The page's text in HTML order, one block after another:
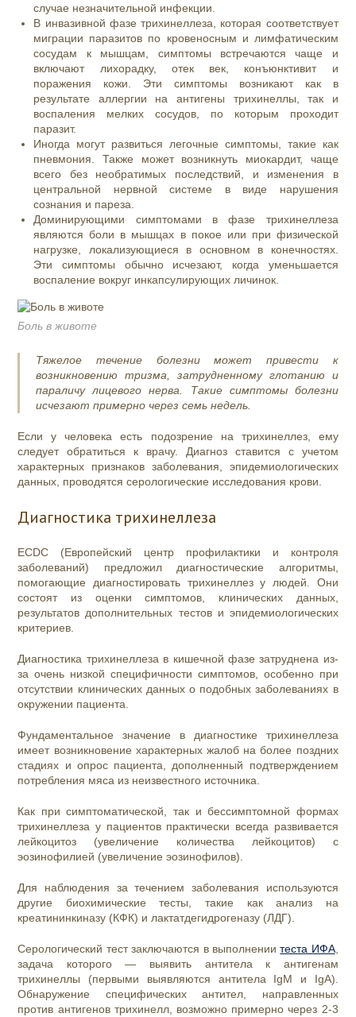
случае незначительной инфекции.
В инвазивной фазе трихинеллеза, которая соответствует
миграции паразитов по кровеносным и лимфатическим
сосудам к мышцам, симптомы встречаются чаще и
включают лихорадку, отек век, конъюнктивит и
поражения кожи. Эти симптомы возникают как в
результате аллергии на антигены трихинеллы, так и
воспаления мелких сосудов, по которым проходит
паразит.
Иногда могут развиться легочные симптомы, такие как
пневмония. Также может возникнуть миокардит, чаще
всего без необратимых последствий, и изменения в
центральной нервной системе в виде нарушения
сознания и пареза.
Доминирующими симптомами в фазе трихинеллеза
являются боли в мышцах в покое или при физической
нагрузке, локализующиеся в основном в конечностях.
Эти симптомы обычно исчезают, когда уменьшается
воспаление вокруг инкапсулирующих личинок.
Боль в животе
Тяжелое течение болезни может привести к
возникновению тризма, затрудненному глотанию и
параличу лицевого нерва. Такие симптомы болезни
исчезают примерно через семь недель.
Если у человека есть подозрение на трихинеллез, ему
следует обратиться к врачу. Диагноз ставится с учетом
характерных признаков заболевания, эпидемиологических
данных, проводятся серологические исследования крови.
Диагностика трихинеллеза
ECDC (Европейский центр профилактики и контроля
заболеваний) предложил диагностические алгоритмы,
помогающие диагностировать трихинеллез у людей. Они
состоят из оценки симптомов, клинических данных,
результатов дополнительных тестов и эпидемиологических
критериев.
Диагностика трихинеллеза в кишечной фазе затруднена из-
за очень низкой специфичности симптомов, особенно при
отсутствии клинических данных о подобных заболеваниях в
окружении пациента.
Фундаментальное значение в диагностике трихинеллеза
имеет возникновение характерных жалоб на более поздних
стадиях и опрос пациента, дополненный подтверждением
потребления мяса из неизвестного источника.
Как при симптоматической, так и бессимптомной формах
трихинеллеза у пациентов практически всегда развивается
лейкоцитоз (увеличение количества лейкоцитов) с
эозинофилией (увеличение эозинофилов).
Для наблюдения за течением заболевания используются
другие биохимические тесты, такие как анализ на
креатининкиназу (КФК) и лактатдегидрогеназу (ЛДГ).
Серологический тест заключаются в выполнениитеста ИФА,
задача которого — выявить антитела к антигенам
трихинеллы (первыми выявляются антитела IgM и IgA).
Обнаружение специфических антител, направленных
против антигенов трихинелл, возможно примерно через 2-3